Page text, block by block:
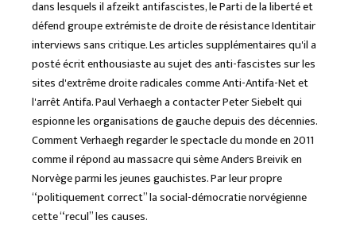
dans lesquels il afzeikt antifascistes, le Parti de la liberté et
défend groupe extrémiste de droite de résistance Identitair
interviews sans critique. Les articles supplémentaires qu'il a
posté écrit enthousiaste au sujet des anti-fascistes sur les
sites d'extrême droite radicales comme Anti-Antifa-Net et
l'arrêt Antifa. Paul Verhaegh a contacter Peter Siebelt qui
espionne les organisations de gauche depuis des décennies.
Comment Verhaegh regarder le spectacle du monde en 2011
comme il répond au massacre qui sème Anders Breivik en
Norvège parmi les jeunes gauchistes. Par leur propre
“politiquement correct” la social-démocratie norvégienne
cette “recul” les causes.